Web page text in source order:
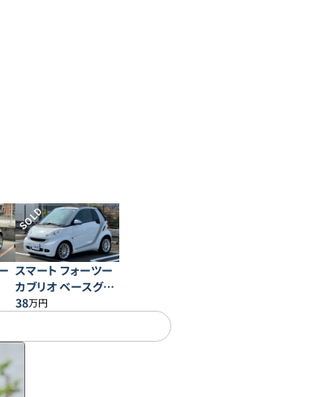
SOLD
スマート フォーツー
カブリオ ベースグレ
ード
38万円